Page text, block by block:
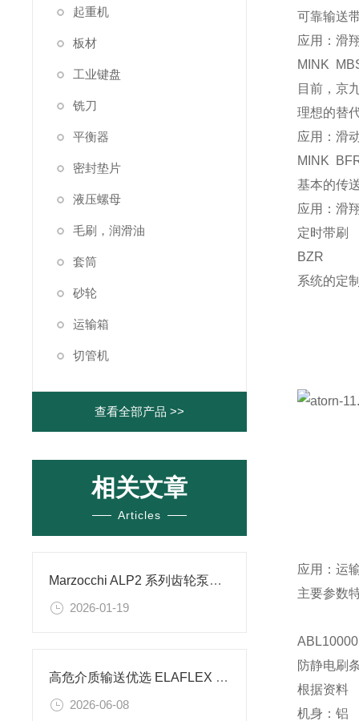
起重机
板材
工业键盘
铣刀
平衡器
密封垫片
液压螺母
毛刷，润滑油
套筒
砂轮
运输箱
切管机
查看全部产品 >>
相关文章
Articles
Marzocchi ALP2 系列齿轮泵的工作原理
2026-01-19
高危介质输送优选 ELAFLEX 安全软管系统
2026-06-08
可靠输送
应用：滑
MINK
目前，京
理想的替
应用：滑
MINK
基本的传
应用：滑
定时带刷
BZR
系统的定
应用：运
主要参数
防静电刷
根据资料
机身：铝